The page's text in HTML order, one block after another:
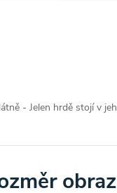
- Jelen hrdě stojí v